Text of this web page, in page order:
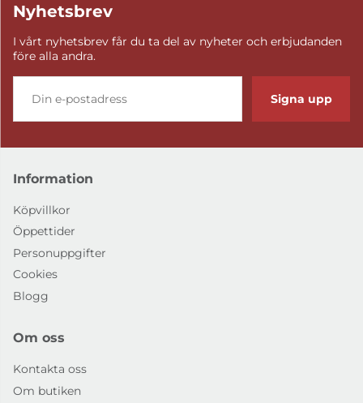
Nyhetsbrev
I vårt nyhetsbrev får du ta del av nyheter och erbjudanden
före alla andra.
Signa upp
Information
Köpvillkor
Öppettider
Personuppgifter
Cookies
Blogg
Om oss
Kontakta oss
Om butiken